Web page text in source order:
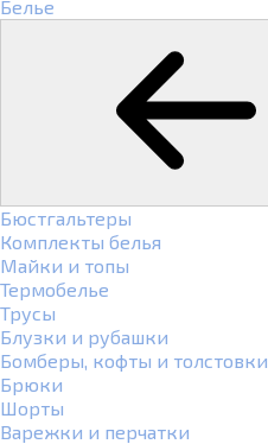
Белье
Бюстгальтеры
Комплекты белья
Майки и топы
Термобелье
Трусы
Блузки и рубашки
Бомберы, кофты и толстовки
Брюки
Шорты
Варежки и перчатки